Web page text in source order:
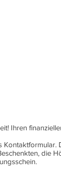
Ihren
die